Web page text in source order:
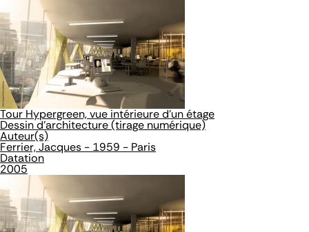
Tour Hypergreen, vue intérieure d'un étage
Dessin d'architecture (tirage numérique)
Auteur(s)
Ferrier, Jacques - 1959 - Paris
Datation
2005